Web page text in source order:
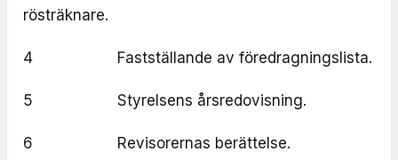
rösträknare.
4 Fastställande av föredragningslista.
5 Styrelsens årsredovisning.
6 Revisorernas berättelse.